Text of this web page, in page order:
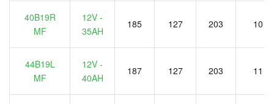
40B19R
MF
12V -
35AH
185 127 203 10
44B19L
MF
12V -
40AH
187 127 203 11